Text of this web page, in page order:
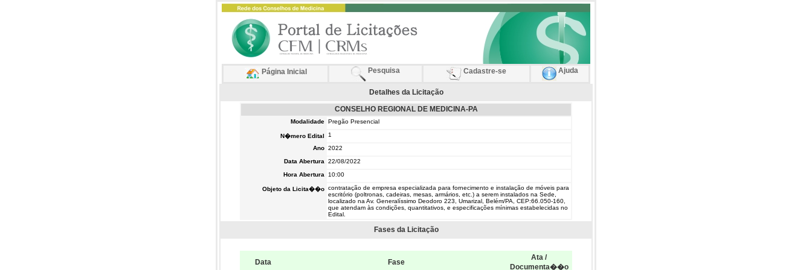
Página Inicial Pesquisa Cadastre-se Ajuda
Detalhes da Licitação
CONSELHO REGIONAL DE MEDICINA-PA
Modalidade Pregão Presencial
N�mero Edital
1
Ano 2022
Data Abertura
22/08/2022
Hora Abertura
10:00
Objeto da Licita��o contratação de empresa especializada para fornecimento e instalação de móveis para
escritório (poltronas, cadeiras, mesas, armários, etc.) a serem instalados na Sede,
localizado na Av. Generalíssimo Deodoro 223, Umarizal, Belém/PA, CEP:66.050-160,
que atendam às condições, quantitativos, e especificações mínimas estabelecidas no
Edital.
Fases da Licitação
Data Fase
Ata /
Documenta��o